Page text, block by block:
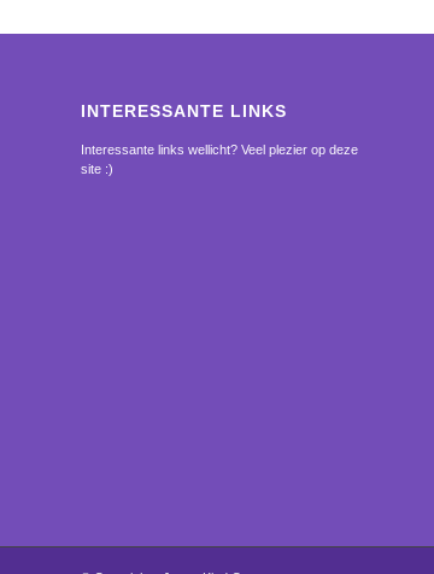
INTERESSANTE LINKS
Interessante links wellicht? Veel plezier op deze
site :)